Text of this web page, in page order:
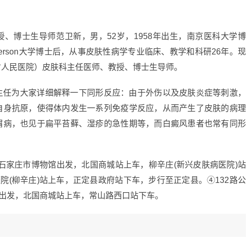
博士生导师范卫新，男，52岁，1958年出生，南京医科大学博
大学博士后，从事皮肤性病学专业临床、教学和科研26年。现
民医院）皮肤科主任医师、教授、博士生导师。
为大家详细解释一下同形反应：由于外伤以及皮肤炎症等刺激，
抗原，使得体内发生一系列免疫学反应，从而产生了皮肤的病理
，也见于扁平苔藓、湿疹的急性期等，而白癜风患者也常有同形
庄市博物馆出发，北国商城站上车，柳辛庄(新兴皮肤病医院)站
(柳辛庄)站上车，正定县政府站下车，步行至正定县。④132路公
，北国商城站上车，常山路西口站下车。